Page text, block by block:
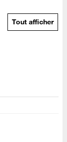
Tout afficher